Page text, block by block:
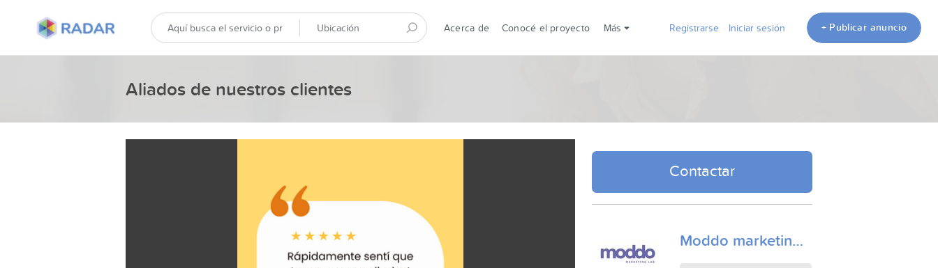
Acerca de Conocé el proyecto Más Registrarse Iniciar sesión + Publicar anuncio
Aliados de nuestros clientes
Contactar
Moddo marketing lab